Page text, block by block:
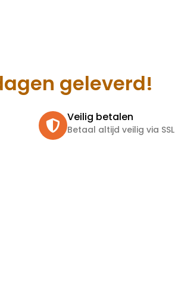
geleverd!
Veilig betalen
Betaal altijd veilig via SSL